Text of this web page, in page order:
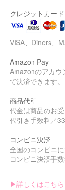
クレジットカード
VISA、Diners、
Amazon Pay
Amazonのアカウ
て決済できます。
商品代引
代金は商品のお
代引き手数料／
コンビニ決済
全国のコンビニ
コンビニ決済手
▶︎詳しくはこちら